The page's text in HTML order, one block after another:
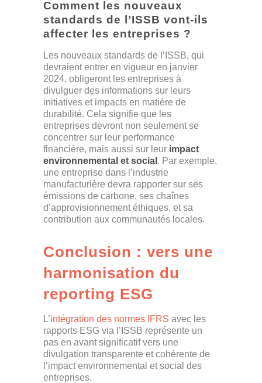
Comment les nouveaux
standards de l’ISSB vont-ils
affecter les entreprises ?
Les nouveaux standards de l’ISSB, qui
devraient entrer en vigueur en janvier
2024, obligeront les entreprises à
divulguer des informations sur leurs
initiatives et impacts en matière de
durabilité. Cela signifie que les
entreprises devront non seulement se
concentrer sur leur performance
financière, mais aussi sur leur impact
environnemental et social . Par exemple,
une entreprise dans l’industrie
manufacturière devra rapporter sur ses
émissions de carbone, ses chaînes
d’approvisionnement éthiques, et sa
contribution aux communautés locales.
Conclusion : vers une
harmonisation du
reporting ESG
L’intégration des normes IFRS avec les
rapports ESG via l’ISSB représente un
pas en avant significatif vers une
divulgation transparente et cohérente de
l’impact environnemental et social des
entreprises.